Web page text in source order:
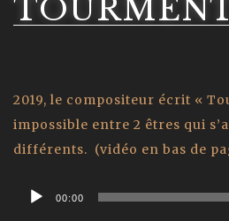
2019, le compositeur écrit «
impossible entre 2 êtres qui
différents. (vidéo en bas de
Lecteur00:00